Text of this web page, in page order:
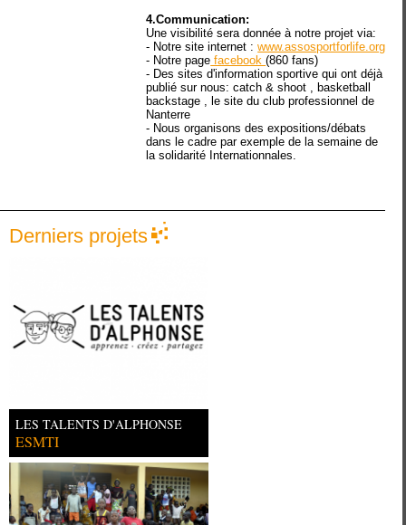
4.Communication:
Une visibilité sera donnée à notre projet via:
- Notre site internet :www.assosportforlife.org
- Notre page facebook(860 fans)
- Des sites d'information sportive qui ont déjà
publié sur nous: catch & shoot , basketball
backstage , le site du club professionnel de
Nanterre
- Nous organisons des expositions/débats
dans le cadre par exemple de la semaine de
la solidarité Internationnales.
Derniers projets
LES TALENTS D'ALPHONSE
ESMTI